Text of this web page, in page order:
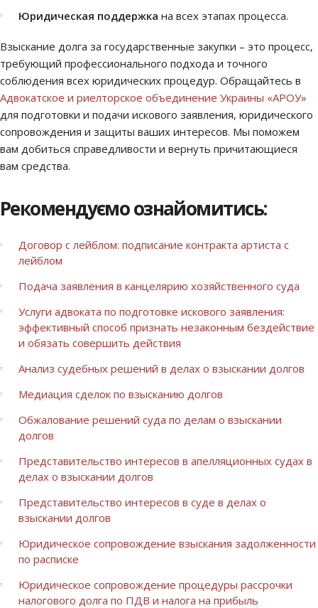
Юридическая поддержка на всех этапах процесса.
Взыскание долга за государственные закупки – это процесс,
требующий профессионального подхода и точного
соблюдения всех юридических процедур. Обращайтесь в
Адвокатское и риелторское объединение Украины «АРОУ»
для подготовки и подачи искового заявления, юридического
сопровождения и защиты ваших интересов. Мы поможем
вам добиться справедливости и вернуть причитающиеся
вам средства.
Рекомендуємо ознайомитись:
Договор с лейблом: подписание контракта артиста с
лейблом
Подача заявления в канцелярию хозяйственного суда
Услуги адвоката по подготовке искового заявления:
эффективный способ признать незаконным бездействие
и обязать совершить действия
Анализ судебных решений в делах о взыскании долгов
Медиация сделок по взысканию долгов
Обжалование решений суда по делам о взыскании
долгов
Представительство интересов в апелляционных судах в
делах о взыскании долгов
Представительство интересов в суде в делах о
взыскании долгов
Юридическое сопровождение взыскания задолженности
по расписке
Юридическое сопровождение процедуры рассрочки
налогового долга по ПДВ и налога на прибыль